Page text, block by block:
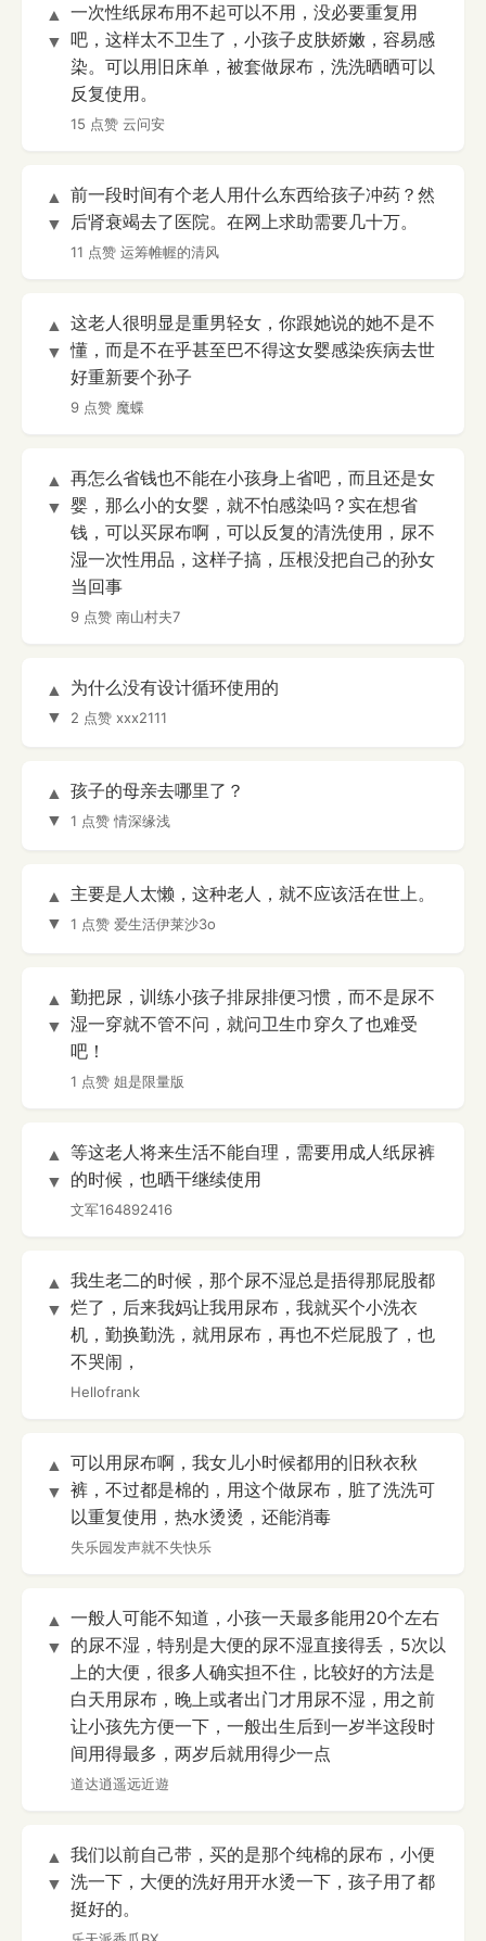
▲
▼
一次性纸尿布用不起可以不用，没必要重复用
吧，这样太不卫生了，小孩子皮肤娇嫩，容易感
染。可以用旧床单，被套做尿布，洗洗晒晒可以
反复使用。
15 点赞 云问安
▲
▼
前一段时间有个老人用什么东西给孩子冲药？然
后肾衰竭去了医院。在网上求助需要几十万。
11 点赞 运筹帷幄的清风
▲
▼
这老人很明显是重男轻女，你跟她说的她不是不
懂，而是不在乎甚至巴不得这女婴感染疾病去世
好重新要个孙子
9 点赞 魔蝶
▲
▼
再怎么省钱也不能在小孩身上省吧，而且还是女
婴，那么小的女婴，就不怕感染吗？实在想省
钱，可以买尿布啊，可以反复的清洗使用，尿不
湿一次性用品，这样子搞，压根没把自己的孙女
当回事
9 点赞 南山村夫7
▲
▼
为什么没有设计循环使用的
2 点赞 xxx2111
▲
▼
孩子的母亲去哪里了？
1 点赞 情深缘浅
▲
▼
主要是人太懒，这种老人，就不应该活在世上。
1 点赞 爱生活伊莱沙3o
▲
▼
勤把尿，训练小孩子排尿排便习惯，而不是尿不
湿一穿就不管不问，就问卫生巾穿久了也难受
吧！
1 点赞 姐是限量版
▲
▼
等这老人将来生活不能自理，需要用成人纸尿裤
的时候，也晒干继续使用
文军164892416
▲
▼
我生老二的时候，那个尿不湿总是捂得那屁股都
烂了，后来我妈让我用尿布，我就买个小洗衣
机，勤换勤洗，就用尿布，再也不烂屁股了，也
不哭闹，
Hellofrank
▲
▼
可以用尿布啊，我女儿小时候都用的旧秋衣秋
裤，不过都是棉的，用这个做尿布，脏了洗洗可
以重复使用，热水烫烫，还能消毒
失乐园发声就不失快乐
▲
▼
一般人可能不知道，小孩一天最多能用20个左右
的尿不湿，特别是大便的尿不湿直接得丢，5次以
上的大便，很多人确实担不住，比较好的方法是
白天用尿布，晚上或者出门才用尿不湿，用之前
让小孩先方便一下，一般出生后到一岁半这段时
间用得最多，两岁后就用得少一点
道达逍遥远近遊
▲
▼
我们以前自己带，买的是那个纯棉的尿布，小便
洗一下，大便的洗好用开水烫一下，孩子用了都
挺好的。